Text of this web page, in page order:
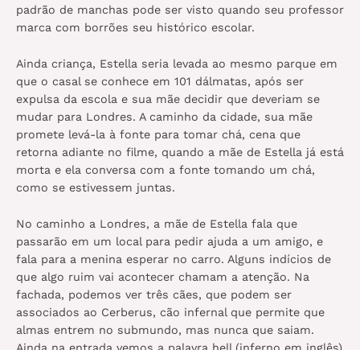
padrão de manchas pode ser visto quando seu professor
marca com borrões seu histórico escolar.
Ainda criança, Estella seria levada ao mesmo parque em
que o casal se conhece em 101 dálmatas, após ser
expulsa da escola e sua mãe decidir que deveriam se
mudar para Londres. A caminho da cidade, sua mãe
promete levá-la à fonte para tomar chá, cena que
retorna adiante no filme, quando a mãe de Estella já está
morta e ela conversa com a fonte tomando um chá,
como se estivessem juntas.
No caminho a Londres, a mãe de Estella fala que
passarão em um local para pedir ajuda a um amigo, e
fala para a menina esperar no carro. Alguns indícios de
que algo ruim vai acontecer chamam a atenção. Na
fachada, podemos ver três cães, que podem ser
associados ao Cerberus, cão infernal que permite que
almas entrem no submundo, mas nunca que saiam.